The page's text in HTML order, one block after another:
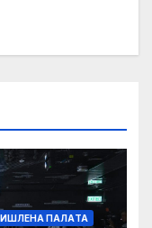
ПАЛAТА